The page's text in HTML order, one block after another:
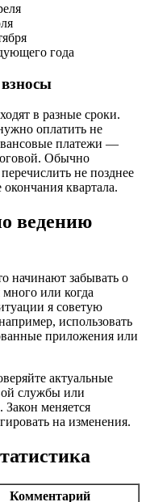
года
в разные сроки.
оплатить не
платежи —
Обычно
не позднее
квартала.
ведению
начинают забывать о
много или когда
я советую
использовать
приложения или
актуальные
службы или
Закон меняется
на изменения.
Комментарий